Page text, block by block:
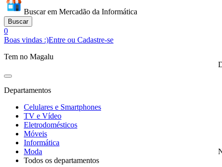
Buscar em Mercadão da Informática
Buscar
0
Boas vindas :)Entre ou Cadastre-se
Tem no Magalu
Departamentos
Celulares e Smartphones
TV e Vídeo
Eletrodomésticos
Móveis
Informática
Moda
Todos os departamentos